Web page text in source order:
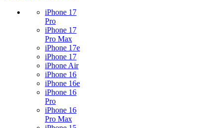
iPhone 17
Pro
iPhone 17
Pro Max
iPhone 17e
iPhone 17
iPhone Air
iPhone 16
iPhone 16e
iPhone 16
Pro
iPhone 16
Pro Max